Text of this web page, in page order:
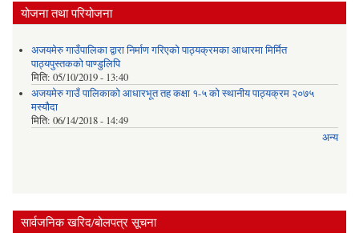
योजना तथा परियोजना
अजयमेरु गाउँपालिका द्वारा निर्माण गरिएको पाठ्यक्रमका आधारमा मिर्मित
पाठ्यपुस्तकको पाण्डुलिपि
मिति: 05/10/2019 - 13:40
अजयमेरु गाउँ पालिकाको आधारभूत तह कक्षा १-५ को स्थानीय पाठ्यक्रम २०७५
मस्यौदा
मिति: 06/14/2018 - 14:49
अन्य
सार्वजनिक खरिद/बोलपत्र सूचना